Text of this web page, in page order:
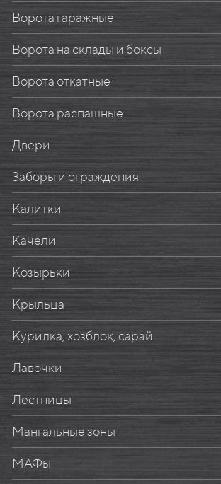
Ворота гаражные
Ворота на склады и боксы
Ворота откатные
Ворота распашные
Двери
Заборы и ограждения
Калитки
Качели
Козырьки
Крыльца
Курилка, хозблок, сарай
Лавочки
Лестницы
Мангальные зоны
МАФы